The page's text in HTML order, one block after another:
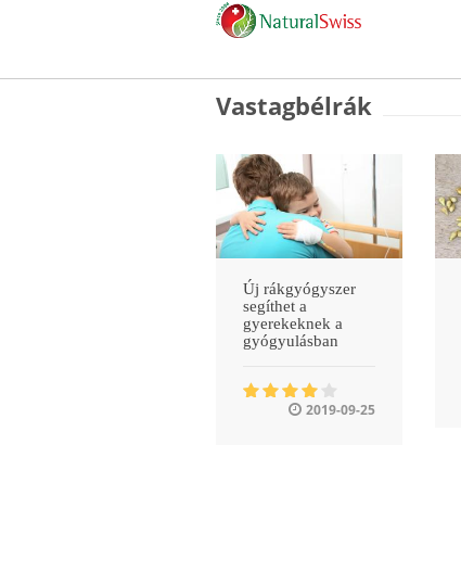
Vastagbélrák
Új rákgyógyszer
segíthet a
gyerekeknek a
gyógyulásban
2019-09-25